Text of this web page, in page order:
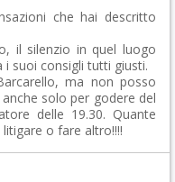
che hai descritto
il silenzio in quel luogo
suoi consigli tutti giusti.
ma non posso
solo per godere del
delle 19.30. Quante
o fare altro!!!!